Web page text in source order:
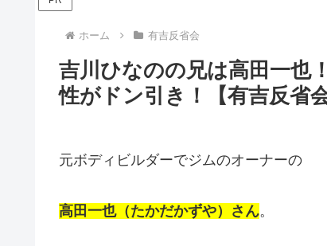
ホーム 有吉反省会
吉川ひなのの兄は高田一也
性がドン引き！【有吉反省会
元ボディビルダーでジムのオーナーの
高田一也（たかだかずや）さん。